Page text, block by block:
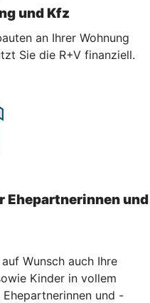
und Kfz
an Ihrer Wohnung
Sie die R+V finanziell.
Ehepartnerinnen und
Wunsch auch Ihre
Kinder in vollem
und -